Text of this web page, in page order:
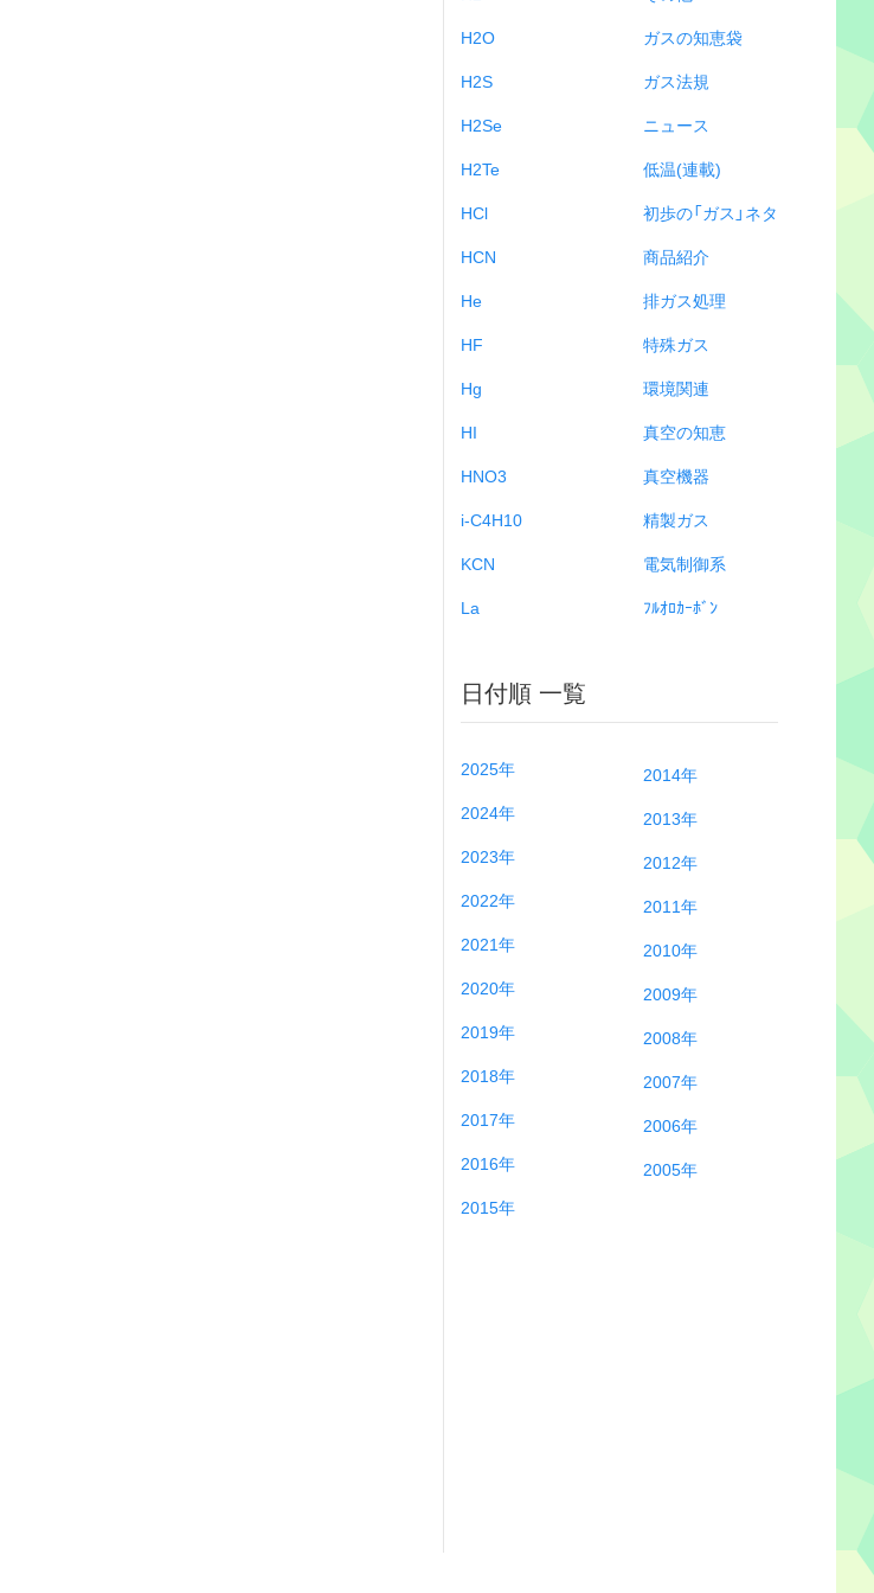
H2O
H2S
H2Se
H2Te
HCl
HCN
He
HF
Hg
HI
HNO3
i-C4H10
KCN
La
ガスの知恵袋
ガス法規
ニュース
低温(連載)
初歩の「ガス」ネタ
商品紹介
排ガス処理
特殊ガス
環境関連
真空の知恵
真空機器
精製ガス
電気制御系
ﾌﾙｵﾛｶｰﾎﾞﾝ
日付順 一覧
2025年
2024年
2023年
2022年
2021年
2020年
2019年
2018年
2017年
2016年
2015年
2014年
2013年
2012年
2011年
2010年
2009年
2008年
2007年
2006年
2005年